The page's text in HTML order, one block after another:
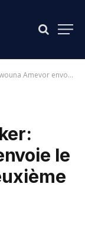
le FC Eindhoven au deuxième tour
le